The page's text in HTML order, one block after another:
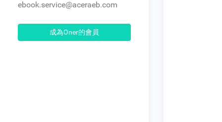
ebook.service@aceraeb.com
成為Oner的會員